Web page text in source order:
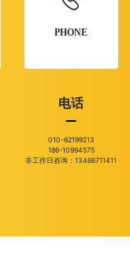
PHONE
电话
010-62199213
186-10994575
非工作日咨询：13466711411